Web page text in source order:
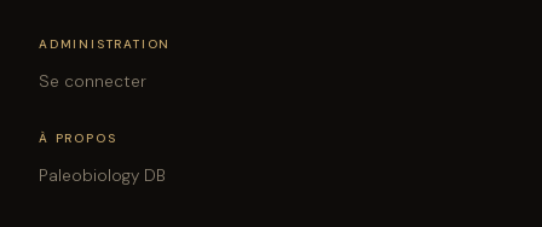
ADMINISTRATION
Se connecter
À PROPOS
Paleobiology DB